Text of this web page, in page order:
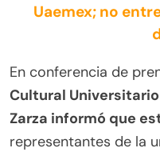
Uaemex; no
En conferencia de
Cultural
Zarza informó que
representantes de la